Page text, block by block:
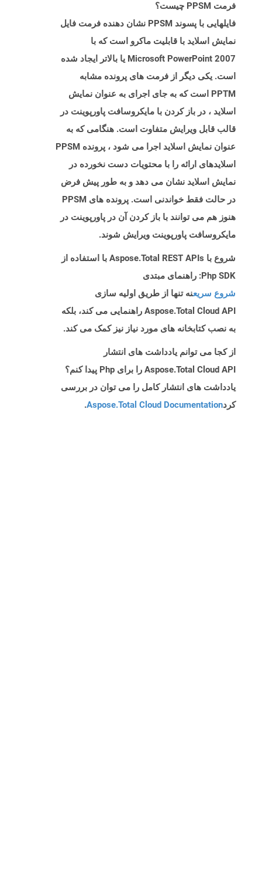
فرمت PPSM چیست؟
فایلهایی با پسوند PPSM نشان دهنده فرمت فایل
نمایش اسلاید با قابلیت ماکرو است که با
Microsoft PowerPoint 2007 یا بالاتر ایجاد شده
است. یکی دیگر از فرمت های پرونده مشابه
PPTM است که به جای اجرای به عنوان نمایش
اسلاید ، در باز کردن با مایکروسافت پاورپوینت در
قالب قابل ویرایش متفاوت است. هنگامی که به
عنوان نمایش اسلاید اجرا می شود ، پرونده PPSM
اسلایدهای ارائه را با محتویات دست نخورده در
نمایش اسلاید نشان می دهد و به طور پیش فرض
در حالت فقط خواندنی است. پرونده های PPSM
هنوز هم می توانند با باز کردن آن در پاورپوینت در
مایکروسافت پاورپوینت ویرایش شوند.
شروع با Aspose.Total REST APIs با استفاده از
Php SDK: راهنمای مبتدی
شروع سریعنه تنها از طریق اولیه سازی
Aspose.Total Cloud API راهنمایی می کند، بلکه
به نصب کتابخانه های مورد نیاز نیز کمک می کند.
از کجا می توانم یادداشت های انتشار
Aspose.Total Cloud API را برای Php پیدا کنم؟
یادداشت های انتشار کامل را می توان در بررسی
کردAspose.Total Cloud Documentation
.